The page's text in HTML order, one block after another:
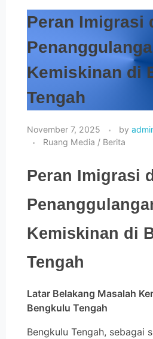
ADUAN / PENGADUAN
Peran Imigrasi
Kemiskinan di
Tengah
November 7, 2025 by
Ruang Media / Berita
Peran Imigrasi
Kemiskinan di
Tengah
Latar Belakang Masalah
Bengkulu Tengah
Bengkulu Tengah, sebagai